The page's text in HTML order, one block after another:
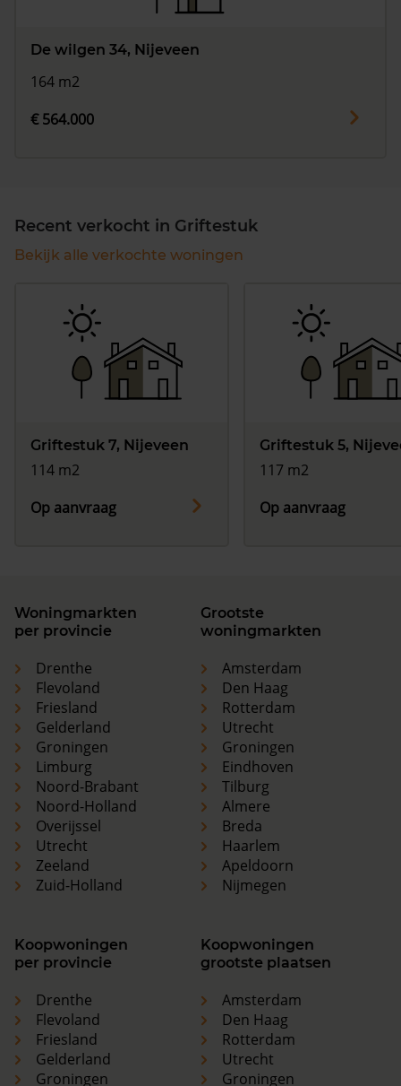
De wilgen 34, Nijeveen
164 m2
€ 564.000
Recent verkocht in Griftestuk
Bekijk alle verkochte woningen
Griftestuk 7, Nijeveen
114 m2
Op aanvraag
Griftestuk 5,
117 m2
Op aanvraag
Woningmarkten
per provincie
Drenthe
Flevoland
Friesland
Gelderland
Groningen
Limburg
Noord-Brabant
Noord-Holland
Overijssel
Utrecht
Zeeland
Zuid-Holland
Grootste
woningmarkten
Amsterdam
Den Haag
Rotterdam
Utrecht
Groningen
Eindhoven
Tilburg
Almere
Breda
Haarlem
Apeldoorn
Nijmegen
Koopwoningen
per provincie
Drenthe
Flevoland
Friesland
Gelderland
Groningen
Koopwoningen
grootste plaatsen
Amsterdam
Den Haag
Rotterdam
Utrecht
Groningen